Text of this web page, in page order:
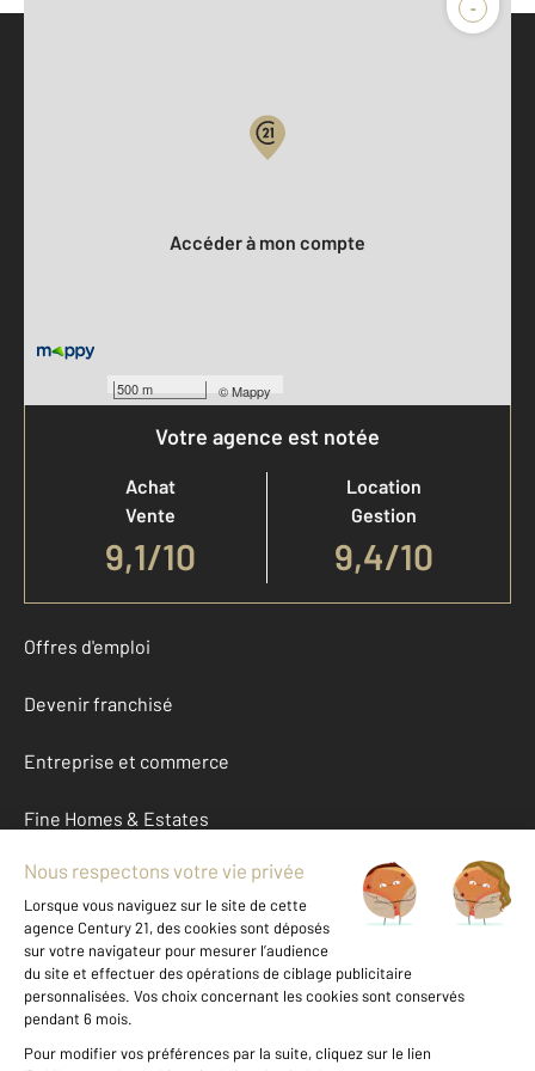
-
500 m ©Mappy
Accéder à mon compte
Votre agence est notée
Achat
Vente
9,1/10
Location
Gestion
9,4/10
Offres d'emploi
Devenir franchisé
Entreprise et commerce
Fine Homes & Estates
À propos
International
Nous contacter